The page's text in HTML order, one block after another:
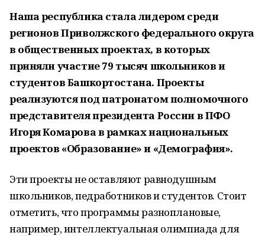
Наша республика стала лидером среди
регионов Приволжского федерального округа
в общественных проектах, в которых
приняли участие 79 тысяч школьников и
студентов Башкортостана. Проекты
реализуются под патронатом полномочного
представителя президента России в ПФО
Игоря Комарова в рамках национальных
проектов «Образование» и «Демография».
Эти проекты не оставляют равнодушным
школьников, педработников и студентов. Стоит
отметить, что программы разноплановые,
например, интеллектуальная олимпиада для